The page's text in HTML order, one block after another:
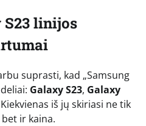
S23 linijos
suprasti, kad „Samsung
Galaxy S23, Galaxy
iš jų skiriasi ne tik
ir kaina.